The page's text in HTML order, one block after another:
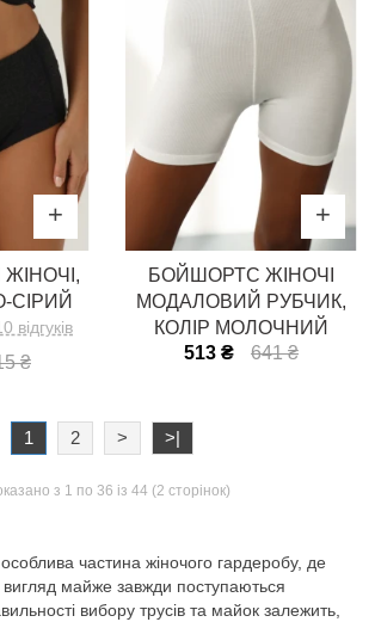
СІРИЙ
відгуків
₴
БОЙШОРТС ЖІНОЧІ
МОДАЛОВИЙ РУБЧИК,
КОЛІР МОЛОЧНИЙ
513 ₴
641 ₴
1 2 > >|
з 1 по 36 із 44 (2 сторінок)
частина жіночого гардеробу, де
вигляд майже завжди поступаються
вибору трусів та майок залежить,